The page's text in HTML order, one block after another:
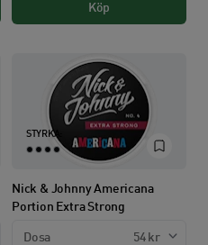
Köp
STYRKA:
Nick & Johnny Americana
Portion Extra Strong
Dosa 54 kr